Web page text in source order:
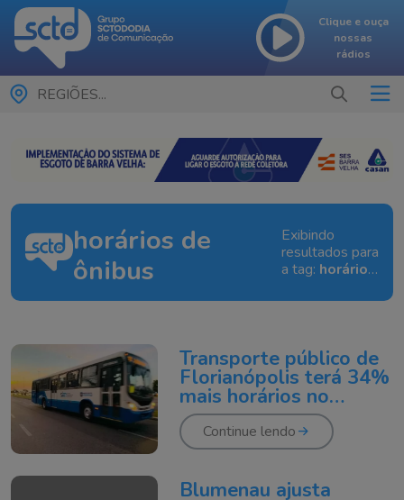
Clique e ouça
nossas
rádios
REGIÕES...
horários de
ônibus
Exibindo
resultados para
a tag: horários
Transporte público de
Florianópolis terá 34%
mais horários no
sábado de Carnaval
Continue lendo
Blumenau ajusta